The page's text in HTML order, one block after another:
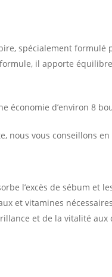
spécialement
il apporte
économie d’environ 8
nous vous conseillons
l’excès de sébum et
et vitamines
et de la vitalité aux